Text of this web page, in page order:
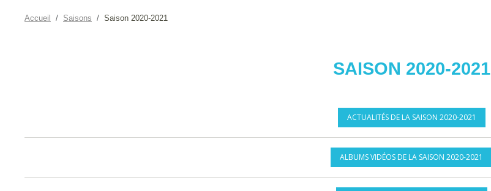
Accueil Saisons Saison 2020-2021
SAISON 2020-2021
ACTUALITÉS DE LA SAISON 2020-2021
ALBUMS VIDÉOS DE LA SAISON 2020-2021